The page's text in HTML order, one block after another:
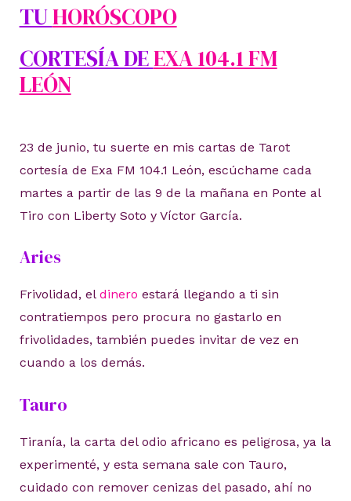
TUHORÓSCOPO
CORTESÍA DEEXA 104.1 FM
LEÓN
23 de junio, tu suerte en mis cartas de Tarot
cortesía de Exa FM 104.1 León, escúchame cada
martes a partir de las 9 de la mañana en Ponte al
Tiro con Liberty Soto y Víctor García.
Aries
Frivolidad, el dinero estará llegando a ti sin
contratiempos pero procura no gastarlo en
frivolidades, también puedes invitar de vez en
cuando a los demás.
Tauro
Tiranía, la carta del odio africano es peligrosa, ya la
experimenté, y esta semana sale con Tauro,
cuidado con remover cenizas del pasado, ahí no